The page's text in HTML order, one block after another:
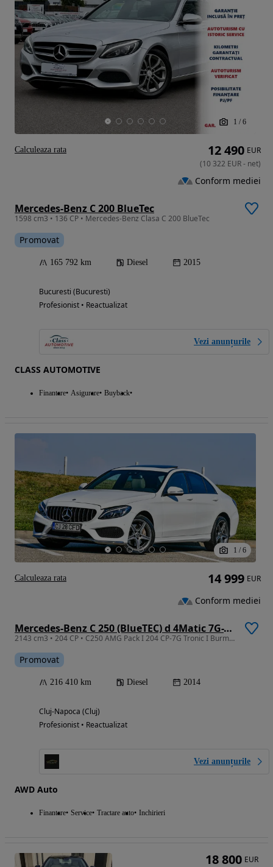
1 / 6
Mercedes-Benz C 200 BlueTec
1598 cm3 • 136 CP • Mercedes-Benz Clasa C 200 BlueTec
Promovat
165 792 km Diesel 2015
Bucuresti (Bucuresti)
Profesionist • Reactualizat
Vezi anunțurile
CLASS AUTOMOTIVE
Finantare Asigurare Buyback
12 490 EUR
(10 322 EUR- net)
Conform mediei
Calculeaza rata
1 / 6
Mercedes-Benz C 250 (BlueTEC) d 4Matic 7G-TRONIC AMG Line
2143 cm3 • 204 CP • C250 AMG Pack I 204 CP-7G Tronic I Burmester I Pano I REVIZIE recenta
Promovat
216 410 km Diesel 2014
Cluj-Napoca (Cluj)
Profesionist • Reactualizat
Vezi anunțurile
AWD Auto
Finantare Service Tractare auto Inchirieri
14 999 EUR
Conform mediei
Calculeaza rata
18 800 EUR